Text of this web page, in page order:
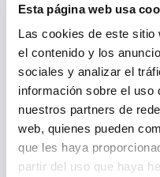
Esta página web usa
Las cookies de este sitio
el contenido y los
sociales y analizar el
información sobre el uso
nuestros partners de
web, quienes pueden
que les haya
partir del uso que haya
distensionado
globular,
«utilización
templado y
inducción) –
Otras
Longitudes de
s/tratamiento
extremos:
achaflanado/
En función de la